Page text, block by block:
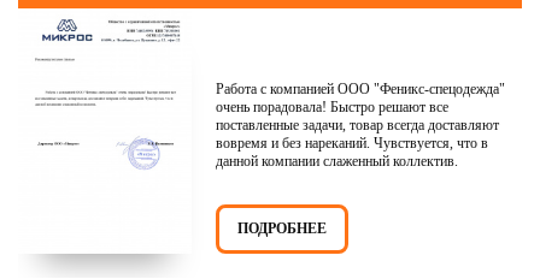
Работа с компанией ООО "Феникс-спецодежда"
очень порадовала! Быстро решают все
поставленные задачи, товар всегда доставляют
вовремя и без нареканий. Чувствуется, что в
данной компании слаженный коллектив.
ПОДРОБНЕЕ